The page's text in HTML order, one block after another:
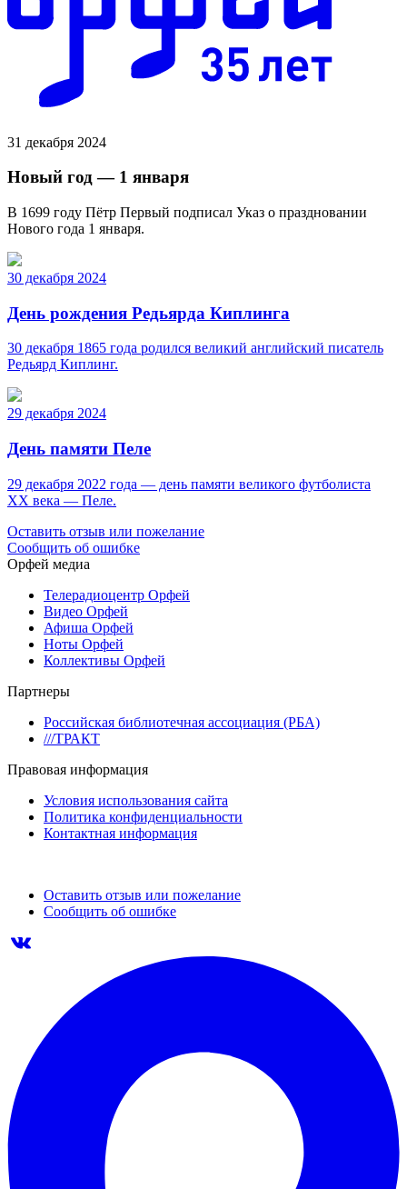
31 декабря 2024
Новый год — 1 января
В 1699 году Пётр Первый подписал Указ о праздновании
Нового года 1 января.
30 декабря 2024
День рождения Редьярда Киплинга
30 декабря 1865 года родился великий английский писатель
Редьярд Киплинг.
29 декабря 2024
День памяти Пеле
29 декабря 2022 года — день памяти великого футболиста
ХХ века — Пеле.
Оставить отзыв или пожелание
Сообщить об ошибке
Орфей медиа
Телерадиоцентр Орфей
Видео Орфей
Афиша Орфей
Ноты Орфей
Коллективы Орфей
Партнеры
Российская библиотечная ассоциация (РБА)
///ТРАКТ
Правовая информация
Условия использования сайта
Политика конфиденциальности
Контактная информация
Оставить отзыв или пожелание
Сообщить об ошибке